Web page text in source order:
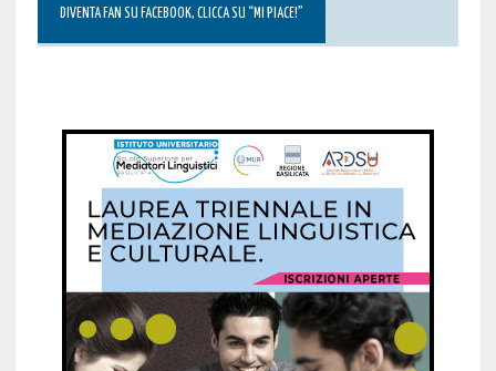
DIVENTA FAN SU FACEBOOK, CLICCA SU “MI PIACE!”